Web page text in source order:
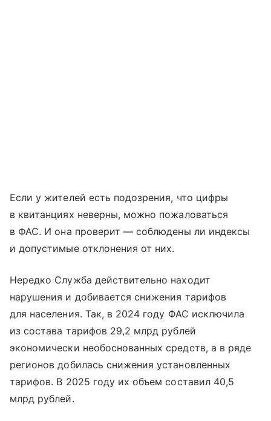
Если у жителей есть подозрения, что цифры
в квитанциях неверны, можно пожаловаться
в ФАС. И она проверит — соблюдены ли индексы
и допустимые отклонения от них.
Нередко Служба действительно находит
нарушения и добивается снижения тарифов
для населения. Так, в 2024 году ФАС исключила
из состава тарифов 29,2 млрд рублей
экономически необоснованных средств, а в ряде
регионов добилась снижения установленных
тарифов. В 2025 году их объем составил 40,5
млрд рублей.